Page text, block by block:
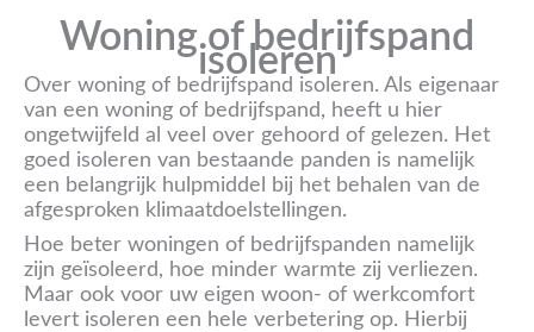
Woning of bedrijfspand
isoleren
Over woning of bedrijfspand isoleren. Als eigenaar
van een woning of bedrijfspand, heeft u hier
ongetwijfeld al veel over gehoord of gelezen. Het
goed isoleren van bestaande panden is namelijk
een belangrijk hulpmiddel bij het behalen van de
afgesproken klimaatdoelstellingen.
Hoe beter woningen of bedrijfspanden namelijk
zijn geïsoleerd, hoe minder warmte zij verliezen.
Maar ook voor uw eigen woon- of werkcomfort
levert isoleren een hele verbetering op. Hierbij